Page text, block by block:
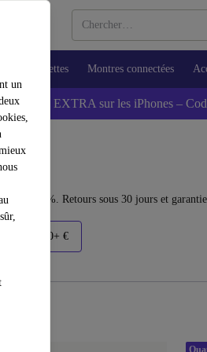
un
Tablettes Montres connectées
💰-5% EXTRA sur les iPhones –
40 %. Retours sous 30 jours et
1500+ €